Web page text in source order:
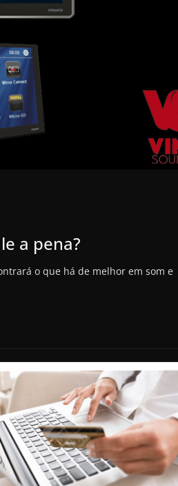
a pena?
o que há de melhor em som e